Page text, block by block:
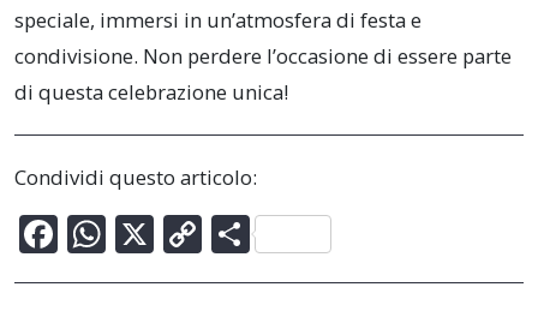
speciale, immersi in un’atmosfera di festa e
condivisione. Non perdere l’occasione di essere parte
di questa celebrazione unica!
Condividi questo articolo:
F
ac
W
h
X C
o
C
o